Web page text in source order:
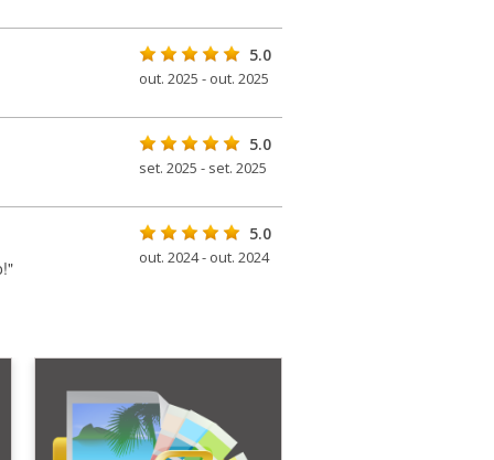
5.0
out. 2025 - out. 2025
5.0
set. 2025 - set. 2025
5.0
out. 2024 - out. 2024